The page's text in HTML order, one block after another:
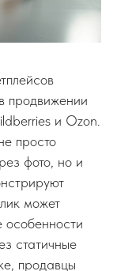
продвижении
и Ozon.
просто
фото, но и
может
особенности
статичные
продавцы